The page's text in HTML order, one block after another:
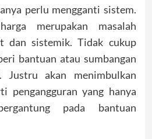
perlu mengganti sistem.
merupakan masalah
dan sistemik. Tidak cukup
bantuan atau sumbangan
Justru akan menimbulkan
pengangguran yang hanya
pada bantuan